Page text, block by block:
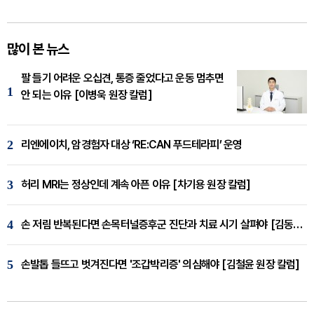
많이 본 뉴스
1
팔 들기 어려운 오십견, 통증 줄었다고 운동 멈추면
안 되는 이유 [이병욱 원장 칼럼]
2 리엔에이치, 암경험자 대상 ‘RE:CAN 푸드테라피’ 운영
3 허리 MRI는 정상인데 계속 아픈 이유 [차기용 원장 칼럼]
4 손 저림 반복된다면 손목터널증후군 진단과 치료 시기 살펴야 [김동현 원장 칼럼]
5 손발톱 들뜨고 벗겨진다면 '조갑박리증' 의심해야 [김철윤 원장 칼럼]